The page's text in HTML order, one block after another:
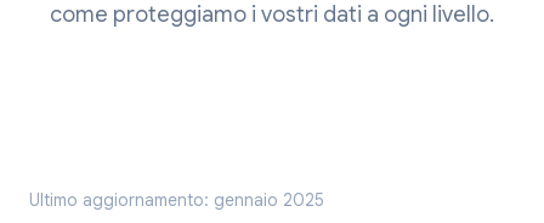
come proteggiamo i vostri dati a ogni livello.
Ultimo aggiornamento: gennaio 2025